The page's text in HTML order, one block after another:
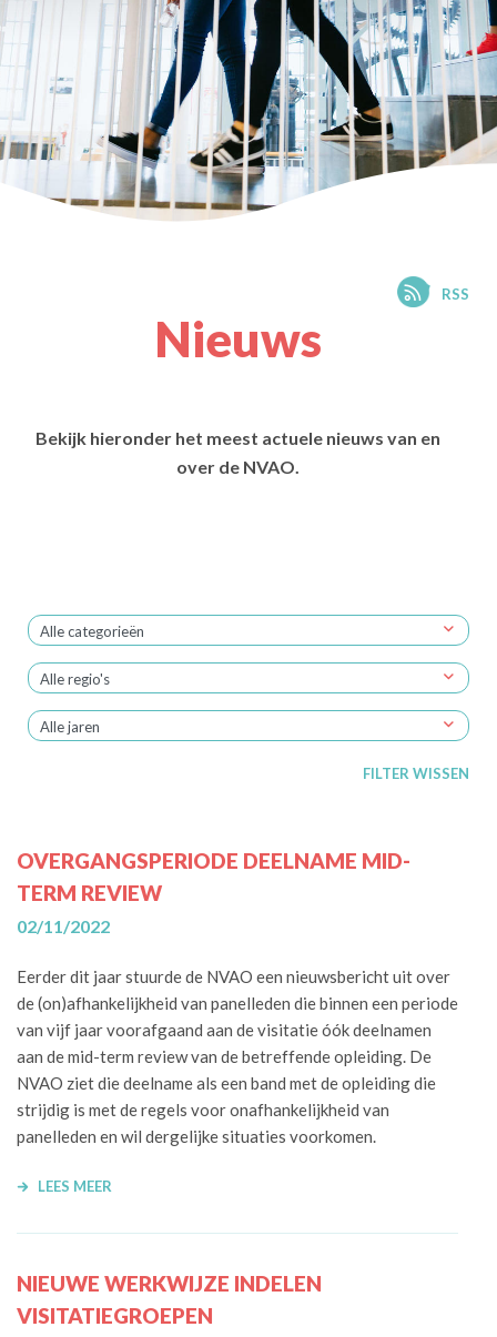
RSS
Nieuws
Bekijk hieronder het meest actuele nieuws van en
over de NVAO.
Alle categorieën
Alle categorieën
Alle regio's
Alle regio's
Nederland
Alle jaren
2023
2022
2021
2019
2018
FILTER WISSEN
OVERGANGSPERIODE DEELNAME MID-
TERM REVIEW
02/11/2022
Eerder dit jaar stuurde de NVAO een nieuwsbericht uit over
de (on)afhankelijkheid van panelleden die binnen een periode
van vijf jaar voorafgaand aan de visitatie óók deelnamen
aan de mid-term review van de betreffende opleiding. De
NVAO ziet die deelname als een band met de opleiding die
strijdig is met de regels voor onafhankelijkheid van
panelleden en wil dergelijke situaties voorkomen.
LEES MEER
NIEUWE WERKWIJZE INDELEN
VISITATIEGROEPEN